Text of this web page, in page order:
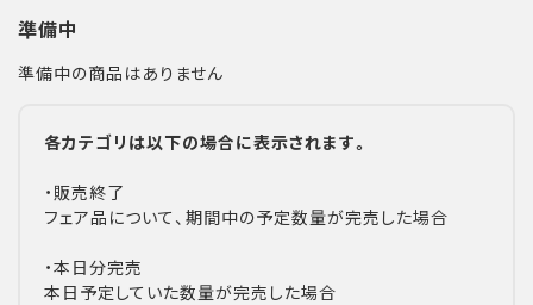
準備中
準備中の商品はありません
各カテゴリは以下の場合に表示されます。
・販売終了
フェア品について、期間中の予定数量が完売した場合
・本日分完売
本日予定していた数量が完売した場合